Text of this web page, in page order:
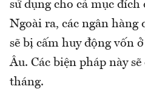
sử dụng cho cả mục đích
Ngoài ra, các ngân hàng
sẽ bị cấm huy động vốn
Âu. Các biện pháp này
tháng.